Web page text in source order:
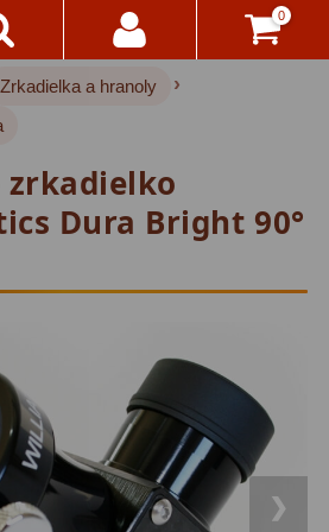
0
Zrkadielka a hranoly ›
❯
zrkadielko
Dura Bright 90°